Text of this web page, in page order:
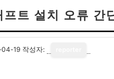
트 설치 오류 간
19 작성자: